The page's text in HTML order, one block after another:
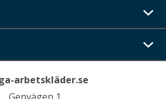
arbetskläder.se